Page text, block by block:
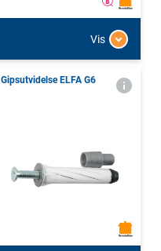
Vis
Gipsutvidelse ELFA G6